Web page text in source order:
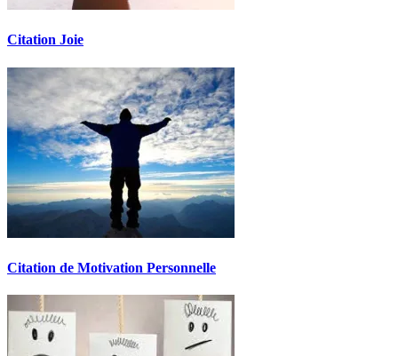
Citation Joie
Citation de Motivation Personnelle